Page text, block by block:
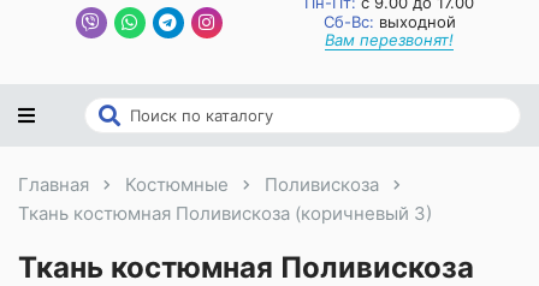
Сб-Вс: выходной
Вам перезвонят!
Главная Костюмные
Поливискоза
Ткань костюмная Поливискоза (коричневый 3)
Ткань костюмная Поливискоза